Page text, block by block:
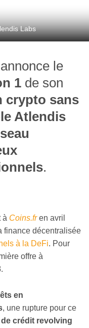
Labs
annonce le
1 de son
crypto sans
Atlendis
.
à Coins.fren avril
finance décentralisée
à la DeFi. Pour
offre à
en
, une rupture pour ce
crédit revolving